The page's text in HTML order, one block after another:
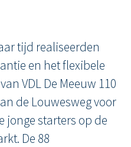
tijd realiseerden
en het flexibele
VDL De Meeuw 110
de Louwesweg voor
jonge starters op de
De 88